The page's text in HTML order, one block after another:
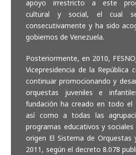
apoyo irrestricto a este
cultural y social, el cual
consecutivamente y ha sido
gobiernos de Venezuela.
Posteriormente, en 2010,
Vicepresidencia de la República
continuar promocionando y
orquestas juveniles e
fundación ha creado en todo el
así como a todas las
programas educativos y
origen El Sistema de Orquestas
2011, según el decreto 8.078